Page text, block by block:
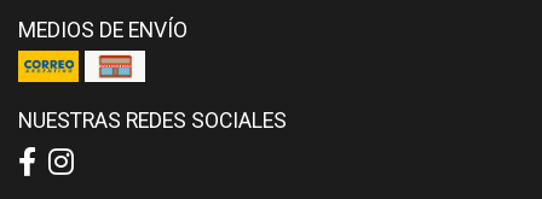
MEDIOS DE ENVÍO
NUESTRAS REDES SOCIALES